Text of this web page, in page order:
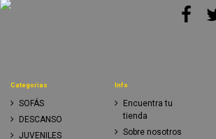
Categorias
SOFÁS
DESCANSO
JUVENILES
Info
Encuentra tu
tienda
Sobre nosotros